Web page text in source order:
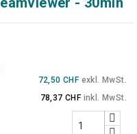
72,50 CHF exkl. MwSt.
78,37 CHF inkl. MwSt.